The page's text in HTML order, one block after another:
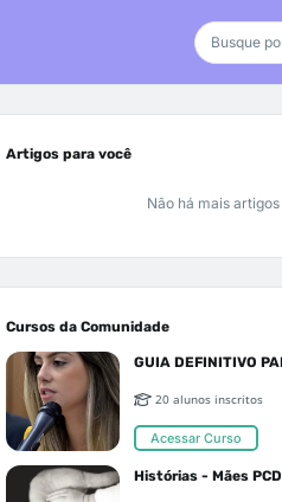
Artigos para você
Não há mais artigos
Cursos da Comunidade
20 alunos inscritos
Acessar Curso
Histórias - Mães PCD